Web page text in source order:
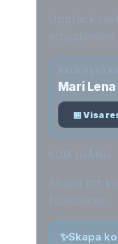
Mari
🏪 Visa
✨Skapa